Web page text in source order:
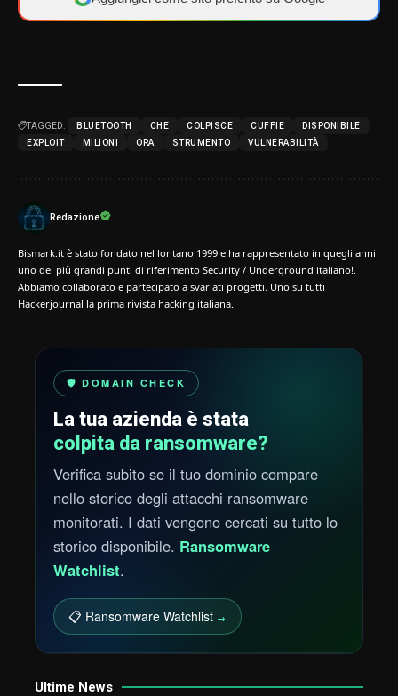
TAGGED: BLUETOOTH CHE COLPISCE CUFFIE
DISPONIBILE
EXPLOIT
MILIONI ORA STRUMENTO VULNERABILITÀ
Redazione
Bismark.it è stato fondato nel lontano 1999 e ha rappresentato in quegli anni
uno dei più grandi punti di riferimento Security / Underground italiano!.
Abbiamo collaborato e partecipato a svariati progetti. Uno su tutti
Hackerjournal la prima rivista hacking italiana.
🛡️ DOMAIN CHECK
La tua azienda è stata
colpita da ransomware?
Verifica subito se il tuo dominio compare
nello storico degli attacchi ransomware
monitorati. I dati vengono cercati su tutto lo
storico disponibile. Ransomware
Watchlist.
📋 Ransomware Watchlist →
Ultime News